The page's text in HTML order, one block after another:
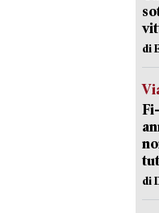
di
di